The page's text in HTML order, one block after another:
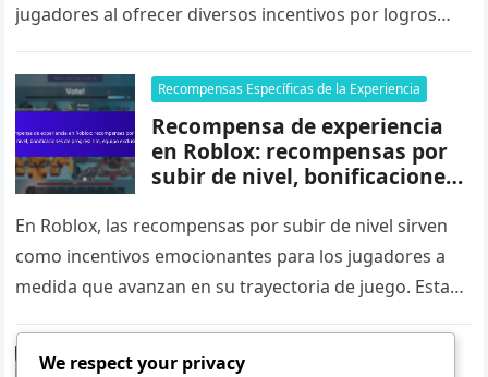
jugadores al ofrecer diversos incentivos por logros
Recompensas Específicas de la Experiencia
Recompensa de experiencia
en Roblox: recompensas por
subir de nivel, bonificaciones
exclusivo
En Roblox, las recompensas por subir de nivel sirven
como incentivos emocionantes para los jugadores a
medida que avanzan en su trayectoria de juego. Estas
Recompensas Específicas de la Experiencia
We respect your privacy